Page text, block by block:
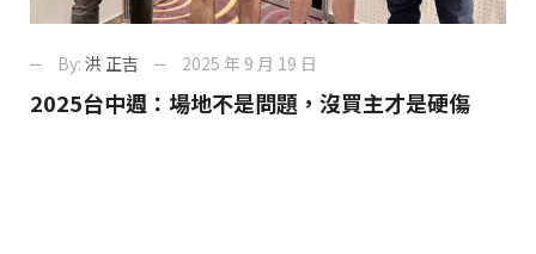
By: 洪 正吉 2025 年 9 月 19 日
2025台中週：場地不是問題，沒買主才是硬傷